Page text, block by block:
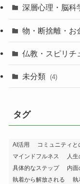
深層心理・脳科
物・断捨離・お
仏教・スピリチ
未分類 (4)
タグ
AI活用 コミュニティと
マインドフルネス
人
具体的なステップ
内面
執着から解放される
執